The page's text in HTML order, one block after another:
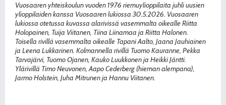
Vuosaaren yhteiskoulun vuoden 1976 riemuylioppilaita juhli uusien
ylioppilaiden kanssa Vuosaaren lukiossa 30.5.2026. Vuosaaren
lukiossa otetussa kuvassa alarivissä vasemmalta oikealle Riitta
Holopainen, Tuija Viitanen, Tiina Liinamaa ja Riitta Halonen.
Toisella rivillä vasemmalta oikealle Tapani Aalto, Jaana Jauhiainen
ja Leena Lukkarinen. Kolmannella rivillä Tuomo Kauranne, Pekka
Tarvajärvi, Tuomo Ojanen, Kauko Luukkonen ja Heikki Jäntti.
Ylärivillä Timo Neuvonen, Aapo Cederberg (hieman alempana),
Jarmo Holstein, Juha Mitrunen ja Hannu Viitanen.